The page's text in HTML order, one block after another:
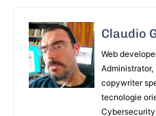
Claudio
Web
copywriter
tecnologie